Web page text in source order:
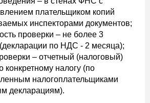
плательщиком копий
инспекторами документов;
проверки – не более 3
по НДС - 2 месяца);
– отчетный (налоговый)
конкретному налогу (по
налогоплательщиками
декларациям).